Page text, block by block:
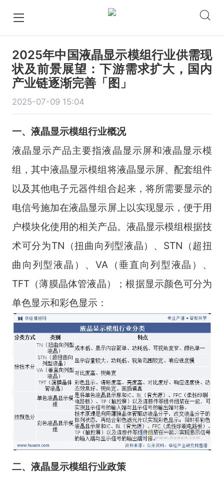
2025年中国液晶显示模组行业供需现
状及前景展望：下游需求扩大，国内
产业链逐渐完善「图」
2025-07-09 15:04
一、 液晶显示模组行业概况
液晶显示产品主要指液晶显示屏和液晶显示模
组，其中液晶显示模组将液晶显示屏、配套组件
以及其他电子元器件组合起来，将所需要显示的
电信号施加在液晶显示屏上以实现显示，便于用
户模块化使用的相关产品。液晶显示模组根据技
术可分为TN（扭曲向列型液晶）、STN（超扭
曲向列型液晶）、VA（垂直向列型液晶）、
TFT（薄膜晶体管液晶）；根据显示颜色可分为
单色显示和彩色显示：
二、 液晶显示模组行业政策